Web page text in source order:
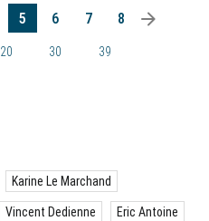
5 6 7 8
20 30 39
arrow_right
Karine Le Marchand
Vincent Dedienne Eric Antoine